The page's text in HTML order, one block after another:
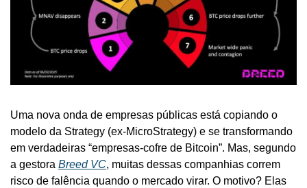
Uma nova onda de empresas públicas está copiando o
modelo da Strategy (ex-MicroStrategy) e se transformando
em verdadeiras “empresas-cofre de Bitcoin”. Mas, segundo
a gestora Breed VC, muitas dessas companhias correm
risco de falência quando o mercado virar. O motivo? Elas